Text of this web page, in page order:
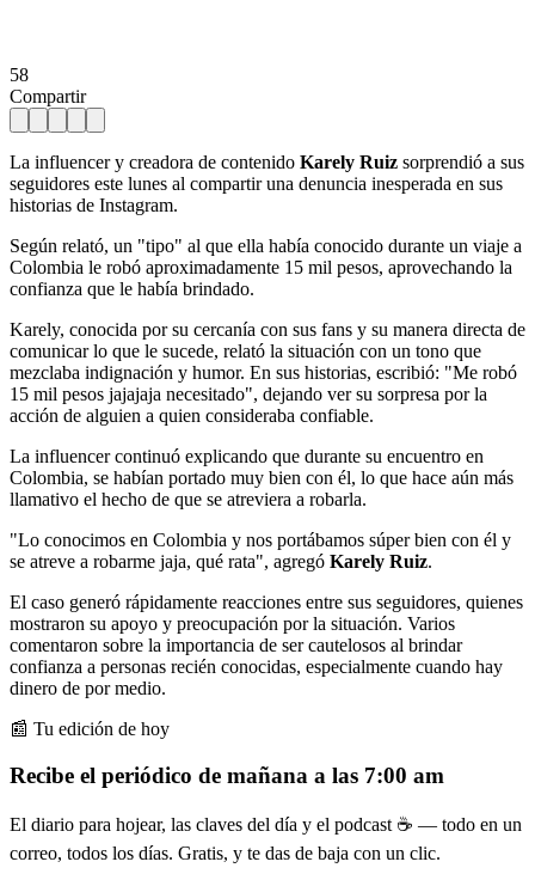
58
Compartir
La influencer y creadora de contenido Karely Ruiz sorprendió a sus
seguidores este lunes al compartir una denuncia inesperada en sus
historias de Instagram.
Según relató, un "tipo" al que ella había conocido durante un viaje a
Colombia le robó aproximadamente 15 mil pesos, aprovechando la
confianza que le había brindado.
Karely, conocida por su cercanía con sus fans y su manera directa de
comunicar lo que le sucede, relató la situación con un tono que
mezclaba indignación y humor. En sus historias, escribió: "Me robó
15 mil pesos jajajaja necesitado", dejando ver su sorpresa por la
acción de alguien a quien consideraba confiable.
La influencer continuó explicando que durante su encuentro en
Colombia, se habían portado muy bien con él, lo que hace aún más
llamativo el hecho de que se atreviera a robarla.
"Lo conocimos en Colombia y nos portábamos súper bien con él y
se atreve a robarme jaja, qué rata", agregó Karely Ruiz.
El caso generó rápidamente reacciones entre sus seguidores, quienes
mostraron su apoyo y preocupación por la situación. Varios
comentaron sobre la importancia de ser cautelosos al brindar
confianza a personas recién conocidas, especialmente cuando hay
dinero de por medio.
📰 Tu edición de hoy
Recibe el periódico de mañana a las 7:00 am
El diario para hojear, las claves del día y el podcast ☕ — todo en un
correo, todos los días. Gratis, y te das de baja con un clic.